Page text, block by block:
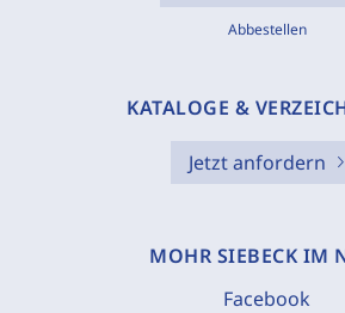
Abbestellen
KATALOGE &
Jetzt anfordern
MOHR SIEBECK IM
Facebook